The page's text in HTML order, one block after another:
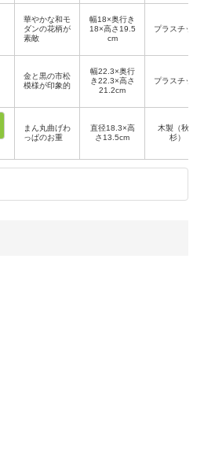
華やかな和モ
ダンの花柄が
素敵
幅18×奥行き
18×高さ19.5
cm
プラスチック
金と黒の市松
模様が印象的
幅22.3×奥行
き22.3×高さ
21.2cm
プラスチック
まん丸曲げわ
っぱのお重
直径18.3×高
さ13.5cm
木製（秋田
杉）